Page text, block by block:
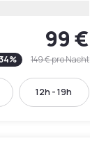
99 €
34% 149 €pro Nacht
12h - 19h